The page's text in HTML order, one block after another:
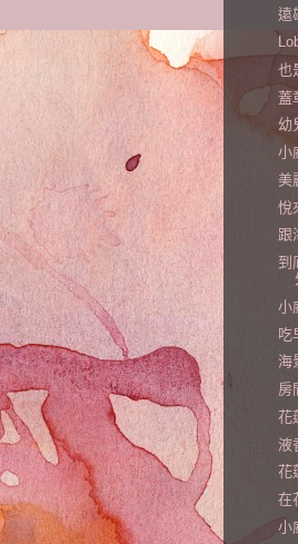
遠
也
蓋
幼
小
美
悅
跟
到
小
吃
海
房
花
液
花
在
小